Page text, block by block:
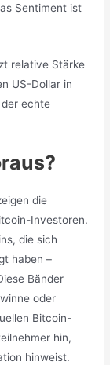
Sentiment ist
relative Stärke
US-Dollar in
echte
die
Investoren.
die sich
haben –
Bänder
oder
Bitcoin-
hin,
hinweist.